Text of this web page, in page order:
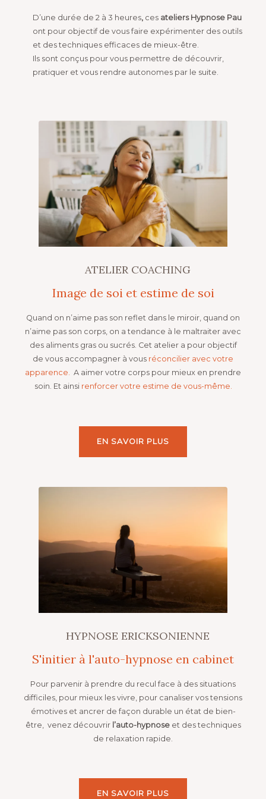
D’une durée de 2 à 3 heures, ces ateliers Hypnose Pau
ont pour objectif de vous faire expérimenter des outils
et des techniques efficaces de mieux-être.
Ils sont conçus pour vous permettre de découvrir,
pratiquer et vous rendre autonomes par le suite.
ATELIER COACHING
Image de soi et estime de soi
Quand on n’aime pas son reflet dans le miroir, quand on
n’aime pas son corps, on a tendance à le maltraiter avec
des aliments gras ou sucrés. Cet atelier a pour objectif
de vous accompagner à vous réconcilier avec votre
apparence. A aimer votre corps pour mieux en prendre
soin. Et ainsi renforcer votre estime de vous-même.
EN SAVOIR PLUS
HYPNOSE ERICKSONIENNE
S'initier à l'auto-hypnose en cabinet
Pour parvenir à prendre du recul face à des situations
difficiles, pour mieux les vivre, pour canaliser vos tensions
émotives et ancrer de façon durable un état de bien-
être, venez découvrir l’auto-hypnoseet des techniques
de relaxation rapide.
EN SAVOIR PLUS